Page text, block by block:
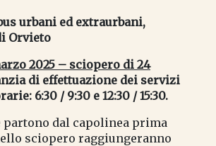
urbani ed extraurbani,
Orvieto
2025 – sciopero di 24
di effettuazione dei servizi
6:30 / 9:30 e 12:30 / 15:30.
partono dal capolinea prima
sciopero raggiungeranno